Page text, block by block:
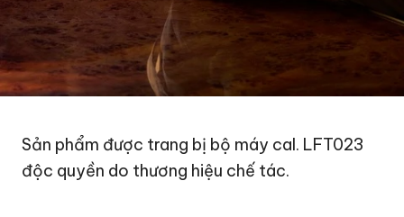
Sản phẩm được trang bị bộ máy cal. LFT023
độc quyền do thương hiệu chế tác.